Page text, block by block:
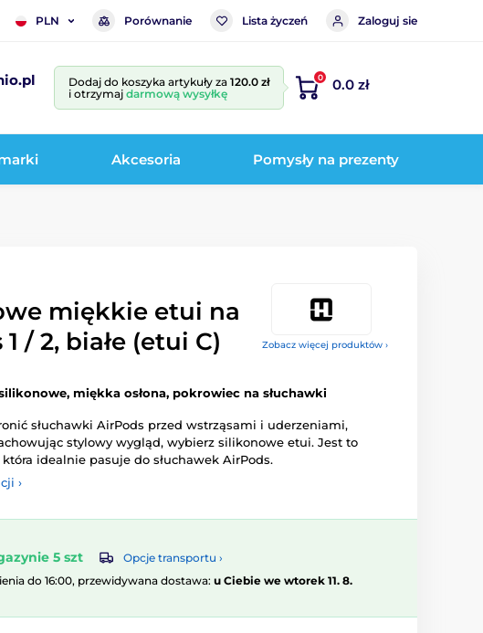
PLN Porównanie Lista życzeń Zaloguj sie
Dodaj do koszyka artykuły za 120.0 zł
i otrzymaj darmową wysyłkę
0 0.0 zł
Akcesoria Pomysły na prezenty
Zobacz więcej produktów ›
miękkie etui na
/ 2, białe (etui C)
miękka osłona, pokrowiec na słuchawki
słuchawki AirPods przed wstrząsami i uderzeniami,
stylowy wygląd, wybierz silikonowe etui. Jest to
która idealnie pasuje do słuchawek AirPods.
›
5 szt
Opcje transportu ›
do 16:00, przewidywana dostawa: u Ciebie we wtorek 11. 8.